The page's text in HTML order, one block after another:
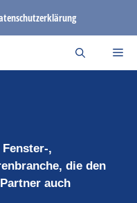
,
die den
auch